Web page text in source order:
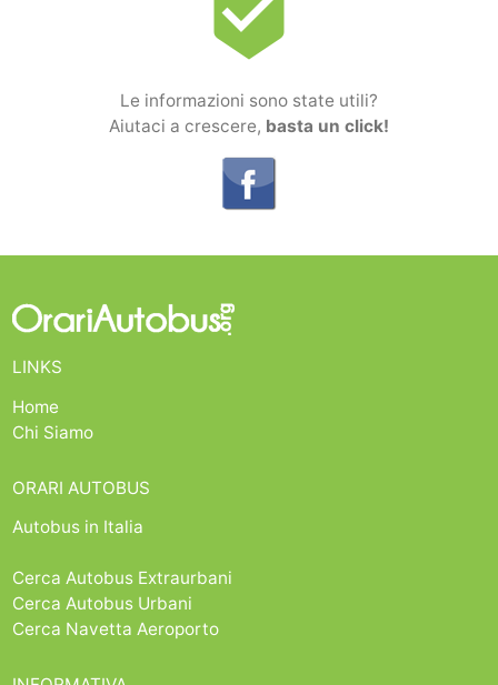
Le informazioni sono state utili?
Aiutaci a crescere, basta un click!
LINKS
Home
Chi Siamo
ORARI AUTOBUS
Autobus in Italia
Cerca Autobus Extraurbani
Cerca Autobus Urbani
Cerca Navetta Aeroporto